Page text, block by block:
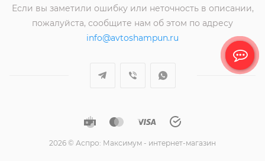
Если вы заметили ошибку или неточность в описании,
пожалуйста, сообщите нам об этом по адресу
info@avtoshampun.ru
2026 © Аспро: Максимум - интернет-магазин